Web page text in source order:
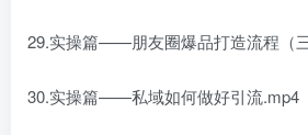
29.实操篇——朋友圈爆品打造流程（
30.实操篇——私域如何做好引流.mp4